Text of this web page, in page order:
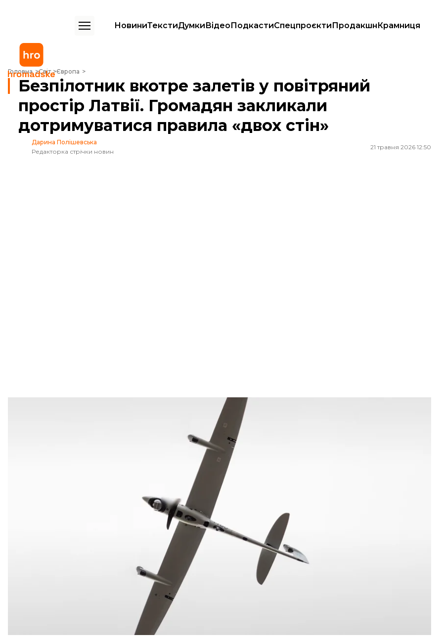
НовиниТекстиДумкиВідеоПодкастиСпецпроєктиПродакшнКрамниця
Головна Світ Європа
Безпілотник вкотре залетів у повітряний простір Латвії. Громадян закликали дотримуватися правила «двох стін»
Безпілотник вкотре залетів у повітряний
простір Латвії. Громадян закликали
дотримуватися правила «двох стін»
Дарина Полішевська
Редакторка стрічки новин
21 травня 2026 12:50
Ілюстративне фото. Український безпілотник
Сили безпілотних систем / Facebook
21 травня у Латвії оголосили тривогу через загрозу безпілотників. Громадян закликали
дотримуватися правила «двох стін» та відійти від вікон.
в Національних Збройних силах Латвії.
О 10:46 військові оголосили про можливу загрозу повітряному простору Латвії у Лудзенському,
Краславському та Резекненському краях. Вони зазначили, що спільно з союзниками НАТО
контролюють повітряний простір країни, щоб негайно реагувати на потенційні загрози у разі
У регіони на східному кордоні Латвії, де було виявлено безпілотник, країна відправила додаткові